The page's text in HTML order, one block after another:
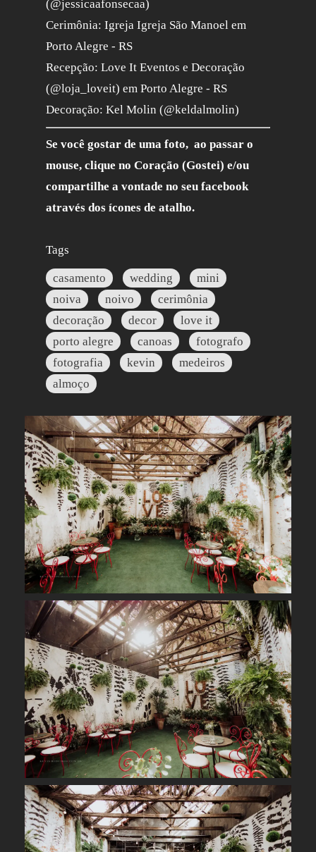
(@jessicaafonsecaa)
Cerimônia: Igreja Igreja São Manoel em
Porto Alegre - RS
Recepção: Love It Eventos e Decoração
(@loja_loveit) em Porto Alegre - RS
Decoração: Kel Molin (@keldalmolin)
Se você gostar de uma foto, ao passar o
mouse, clique no Coração (Gostei) e/ou
compartilhe a vontade no seu facebook
através dos ícones de atalho.
Tags
casamento wedding
mini
noiva
noivo
cerimônia
decoração
decor
love it
porto alegre
canoas
fotografo
fotografia
kevin
medeiros
almoço